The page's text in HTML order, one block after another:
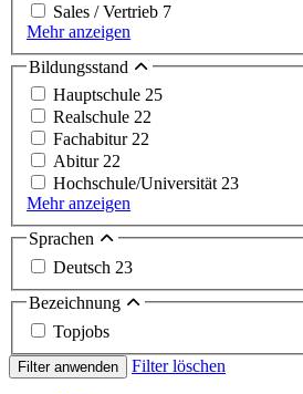
Sales / Vertrieb 7
Mehr anzeigen
Bildungsstand
Hauptschule 25
Realschule 22
Fachabitur22
Abitur22
Hochschule/Universität23
Mehr anzeigen
Sprachen
Deutsch 23
Bezeichnung
Topjobs
Filter anwenden Filter löschen